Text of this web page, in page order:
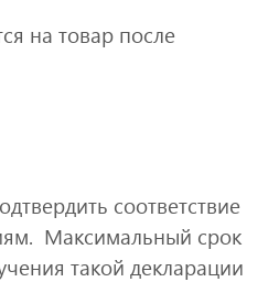
на товар после
соответствие
Максимальный срок
такой декларации